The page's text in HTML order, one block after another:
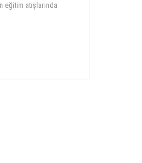
eğitim atışlarında